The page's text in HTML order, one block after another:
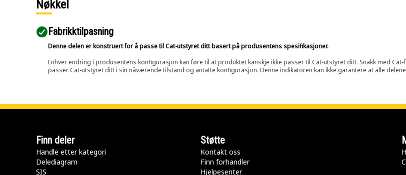
Nøkkel
Fabrikktilpasning
Denne delen er konstruert for å passe til Cat-utstyret ditt basert på produsentens spesifikasjoner.
Enhver endring i produsentens konfigurasjon kan føre til at produktet kanskje ikke passer til Cat-utstyret ditt. Snakk med
passer Cat-utstyret ditt i sin nåværende tilstand og antatte konfigurasjon. Denne indikatoren kan ikke garantere at alle
Finn deler
Handle etter kategori
Delediagram
SIS
Støtte
Kontakt oss
Finn forhandler
Hjelpesenter